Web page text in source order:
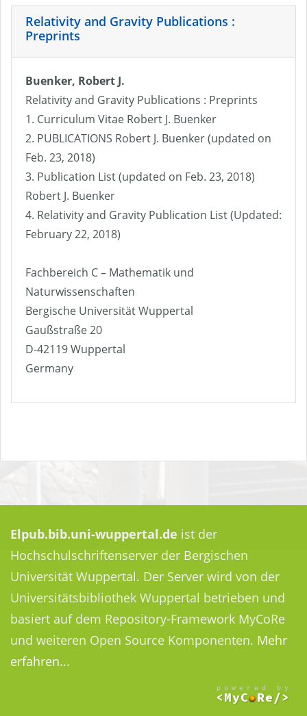
Relativity and Gravity Publications :
Preprints
Buenker, Robert J.
Relativity and Gravity Publications : Preprints
1. Curriculum Vitae Robert J. Buenker
2. PUBLICATIONS Robert J. Buenker (updated on
Feb. 23, 2018)
3. Publication List (updated on Feb. 23, 2018)
Robert J. Buenker
4. Relativity and Gravity Publication List (Updated:
February 22, 2018)
Fachbereich C – Mathematik und
Naturwissenschaften
Bergische Universität Wuppertal
Gaußstraße 20
D-42119 Wuppertal
Germany
Elpub.bib.uni-wuppertal.de ist der
Hochschulschriftenserver der Bergischen
Universität Wuppertal. Der Server wird von der
Universitätsbibliothek Wuppertal betrieben und
basiert auf dem Repository-Framework MyCoRe
und weiteren Open Source Komponenten. Mehr
erfahren...